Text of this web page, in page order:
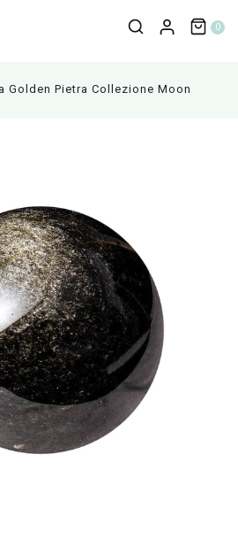
0
Golden Pietra Collezione Moon